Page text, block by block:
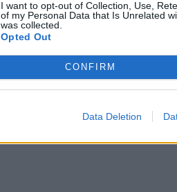
I want to opt-out of Collection, Use,
of my Personal Data that Is Unrelated
was collected.
Opted Out
CONFIRM
Data Deletion